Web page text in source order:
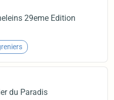
29eme Edition
du Paradis